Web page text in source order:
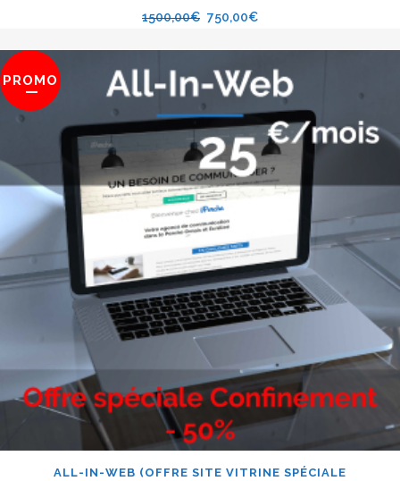
1500,00€ 750,00€
PROMO
ALL-IN-WEB (OFFRE SITE VITRINE SPÉCIALE